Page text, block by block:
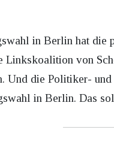
in Berlin hat die
Linkskoalition von
Und die Politiker-
in Berlin. Das